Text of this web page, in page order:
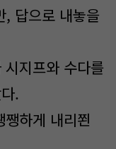
, 답으로 내놓을
지프와 수다를
.
하게 내리쬔